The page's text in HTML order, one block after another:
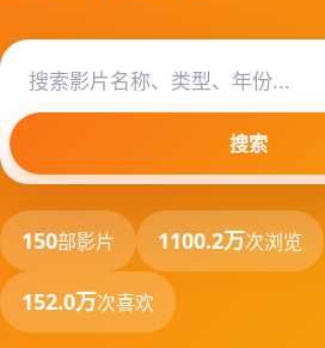
搜索
150部影片 1100.2万次浏览
152.0万次喜欢